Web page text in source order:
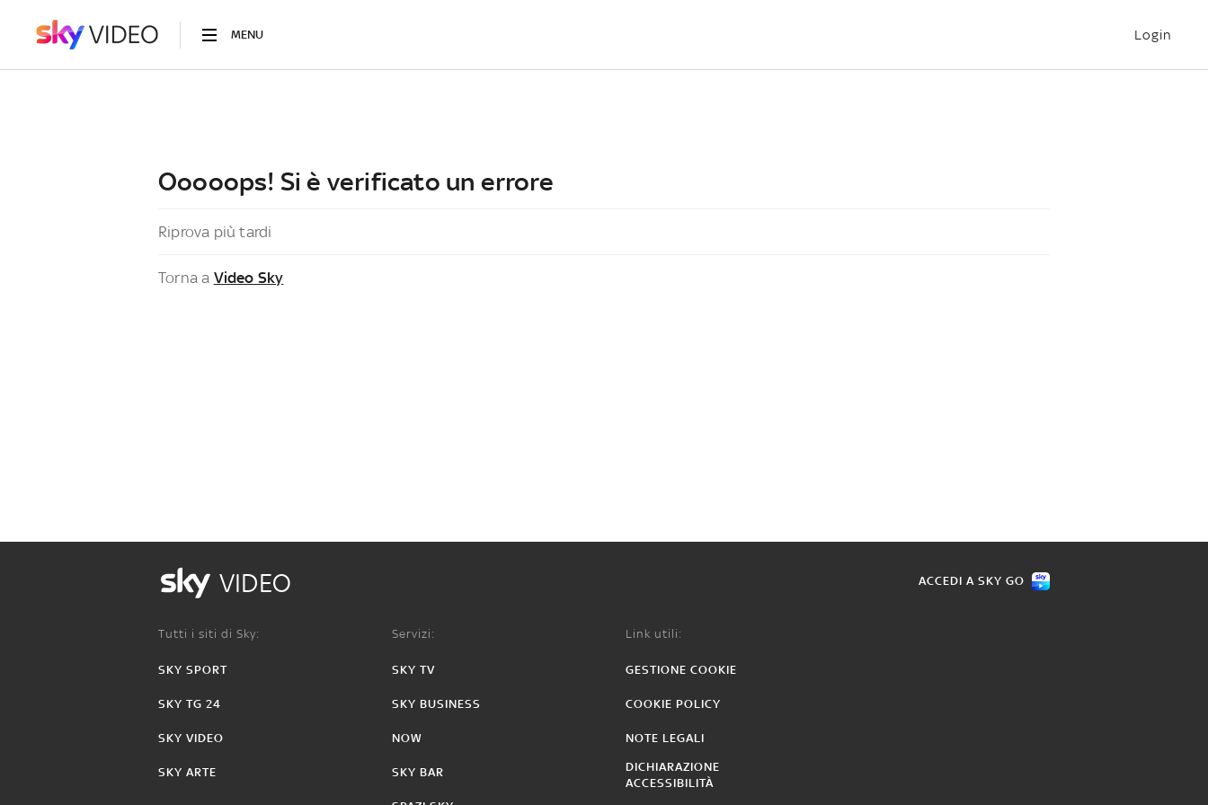
MENU Login
Ooooops! Si è verificato un errore
Riprova più tardi
Torna a Video Sky
VIDEO ACCEDI A SKY GO
Tutti i siti di Sky:
SKY SPORT
SKY TG 24
SKY VIDEO
SKY ARTE
Servizi:
SKY TV
SKY BUSINESS
NOW
SKY BAR
Link utili:
GESTIONE COOKIE
COOKIE POLICY
NOTE LEGALI
DICHIARAZIONE
ACCESSIBILITÀ